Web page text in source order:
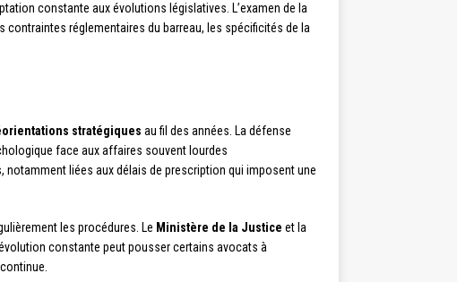
constante aux évolutions législatives. L’examen de la
contraintes réglementaires du barreau, les spécificités de la
stratégiques au fil des années. La défense
face aux affaires souvent lourdes
notamment liées aux délais de prescription qui imposent une
les procédures. Le Ministère de la Justice et la
constante peut pousser certains avocats à